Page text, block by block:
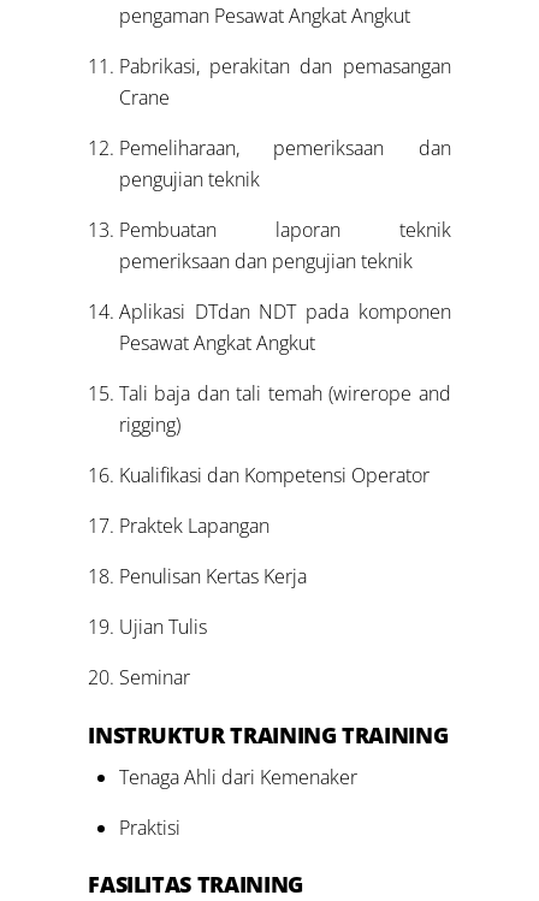
pengaman Pesawat Angkat Angkut
Pabrikasi, perakitan dan pemasangan
Crane
Pemeliharaan, pemeriksaan dan
pengujian teknik
Pembuatan laporan teknik
pemeriksaan dan pengujian teknik
Aplikasi DTdan NDT pada komponen
Pesawat Angkat Angkut
Tali baja dan tali temah (wirerope and
rigging)
Kualifikasi dan Kompetensi Operator
Praktek Lapangan
Penulisan Kertas Kerja
Ujian Tulis
Seminar
INSTRUKTUR TRAINING TRAINING
Tenaga Ahli dari Kemenaker
Praktisi
FASILITAS TRAINING